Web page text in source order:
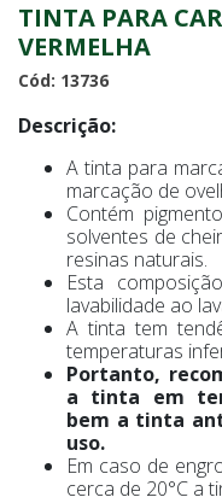
TINTA PARA
VERMELHA
Cód: 13736
Descrição:
A tinta para
marcação de
Contém
solventes de
resinas naturais.
Esta
lavabilidade ao
A tinta tem
temperaturas
Portanto,
a tinta em
bem a tinta
uso.
Em caso de
cerca de 20°C a